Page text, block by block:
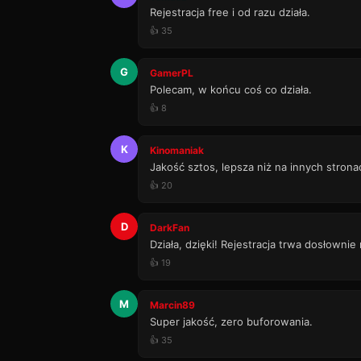
Rejestracja free i od razu działa.
👍 35
G GamerPL
Polecam, w końcu coś co działa.
👍 8
K Kinomaniak
Jakość sztos, lepsza niż na innych
👍 20
D DarkFan
Działa, dzięki! Rejestracja trwa dosłownie
👍 19
M Marcin89
Super jakość, zero buforowania.
👍 35